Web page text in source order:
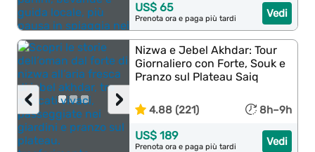
Vedi
US$ 65
Prenota ora e paga più tardi
›
‹
Nizwa e Jebel Akhdar: Tour
Giornaliero con Forte, Souk e
Pranzo sul Plateau Saiq
4.88 (221) 8h–9h
Vedi
US$ 189
Prenota ora e paga più tardi